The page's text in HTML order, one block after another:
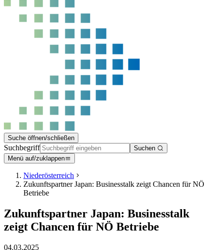
Suche öffnen/schließen
Suchbegriff
Suchen
Menü auf/zuklappen
Niederösterreich
Zukunftspartner Japan: Businesstalk zeigt Chancen für NÖ
Betriebe
Zukunftspartner Japan: Businesstalk
zeigt Chancen für NÖ Betriebe
04.03.2025